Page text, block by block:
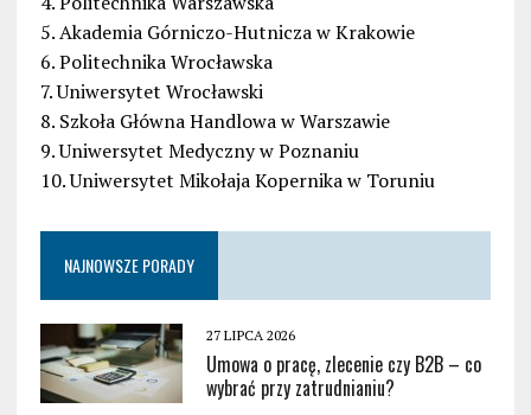
5. Akademia Górniczo-Hutnicza w Krakowie
6. Politechnika Wrocławska
7. Uniwersytet Wrocławski
8. Szkoła Główna Handlowa w Warszawie
9. Uniwersytet Medyczny w Poznaniu
10. Uniwersytet Mikołaja Kopernika w Toruniu
NAJNOWSZE PORADY
27 LIPCA 2026
Umowa o pracę, zlecenie czy B2B – co
wybrać przy zatrudnianiu?